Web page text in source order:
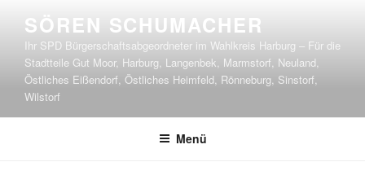
Inhalt
springen
SÖREN SCHUMACHER
Ihr SPD Bürgerschaftsabgeordneter im Wahlkreis Harburg – Für die
Stadtteile Gut Moor, Harburg, Langenbek, Marmstorf, Neuland,
Östliches Eißendorf, Östliches Heimfeld, Rönneburg, Sinstorf,
Wilstorf
Menü